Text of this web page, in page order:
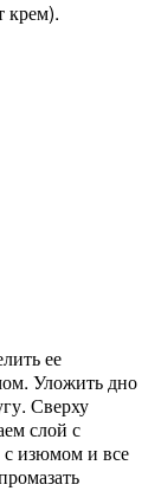
крем).
ее
Уложить дно
Сверху
слой с
с изюмом и все